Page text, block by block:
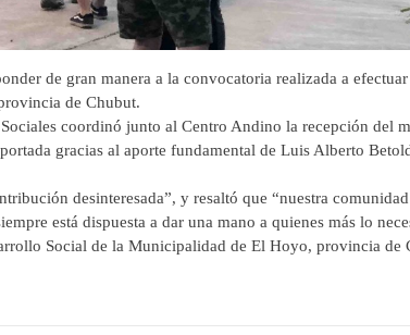
de gran manera a la convocatoria realizada a efectuar
de Chubut.
coordinó junto al Centro Andino la recepción del
gracias al aporte fundamental de Luis Alberto
desinteresada”, y resaltó que “nuestra comunidad
está dispuesta a dar una mano a quienes más lo
Social de la Municipalidad de El Hoyo, provincia de